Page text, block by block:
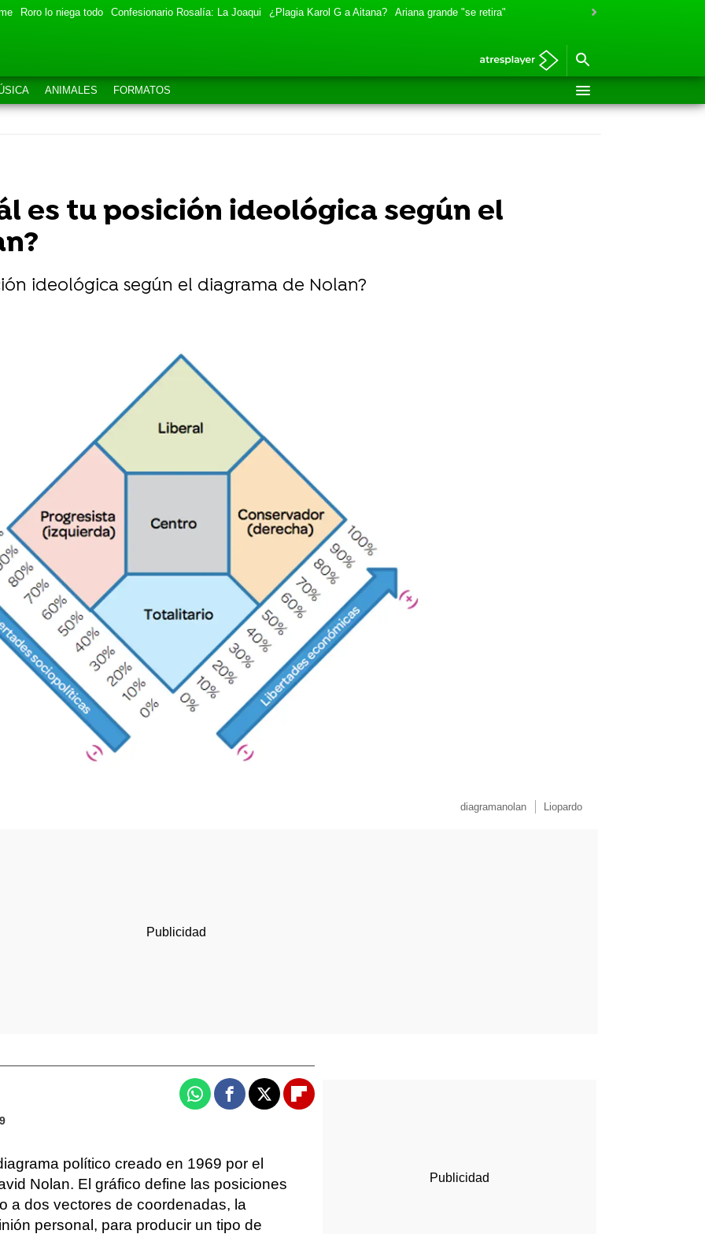
Roro lo niega todo Confesionario Rosalía: La Joaqui ¿Plagia Karol G a Aitana? Ariana grande "se retira"
ANIMALES FORMATOS
es tu posición ideológica según el
ideológica según el diagrama de Nolan?
diagramanolan Liopardo
WhatsappFacebook
X Flipboard
político creado en 1969 por el
Nolan. El gráfico define las posiciones
a dos vectores de coordenadas, la
personal, para producir un tipo de